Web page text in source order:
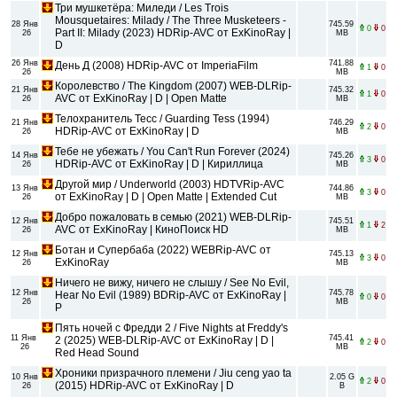
28 Янв
26
Три мушкетёра: Миледи / Les Trois
Mousquetaires: Milady / The Three Musketeers -
Part II: Milady (2023) HDRip-AVC от ExKinoRay |
D
745.59
MB
0 0
26 Янв
26
День Д (2008) HDRip-AVC от ImperiaFilm
741.88
MB
1 0
21 Янв
26
Королевство / The Kingdom (2007) WEB-DLRip-
AVC от ExKinoRay | D | Open Matte
745.32
MB
1 0
21 Янв
26
Телохранитель Тесс / Guarding Tess (1994)
HDRip-AVC от ExKinoRay | D
746.29
MB
2 0
14 Янв
26
Тебе не убежать / You Can't Run Forever (2024)
HDRip-AVC от ExKinoRay | D | Кириллица
745.26
MB
3 0
13 Янв
26
Другой мир / Underworld (2003) HDTVRip-AVC
от ExKinoRay | D | Open Matte | Extended Cut
744.86
MB
3 0
12 Янв
26
Добро пожаловать в семью (2021) WEB-DLRip-
AVC от ExKinoRay | КиноПоиск HD
745.51
MB
1 2
12 Янв
26
Ботан и Супербаба (2022) WEBRip-AVC от
ExKinoRay
745.13
MB
3 0
12 Янв
26
Ничего не вижу, ничего не слышу / See No Evil,
Hear No Evil (1989) BDRip-AVC от ExKinoRay |
P
745.78
MB
0 0
11 Янв
26
Пять ночей с Фредди 2 / Five Nights at Freddy's
2 (2025) WEB-DLRip-AVC от ExKinoRay | D |
Red Head Sound
745.41
MB
2 0
10 Янв
26
Хроники призрачного племени / Jiu ceng yao ta
(2015) HDRip-AVC от ExKinoRay | D
2.05 G
B
2 0